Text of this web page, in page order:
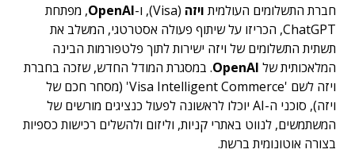
חברת התשלומים העולמית ויזה (Visa), ו- OpenAI, מפתחת
ChatGPT, הכריזו על שיתוף פעולה אסטרטגי, המשלב את
תשתית התשלומים של ויזה ישירות לתוך פלטפורמות הבינה
המלאכותית של OpenAI. במסגרת המודל החדש, שזכה בחברת
ויזה לשם 'Visa Intelligent Commerce' (מסחר חכם של
ויזה), סוכני ה-AI יוכלו לראשונה לפעול כנציגים מורשים של
המשתמשים, לנווט באתרי קניות, וליזום ולהשלים רכישות כספיות
בצורה אוטונומית ברשת.